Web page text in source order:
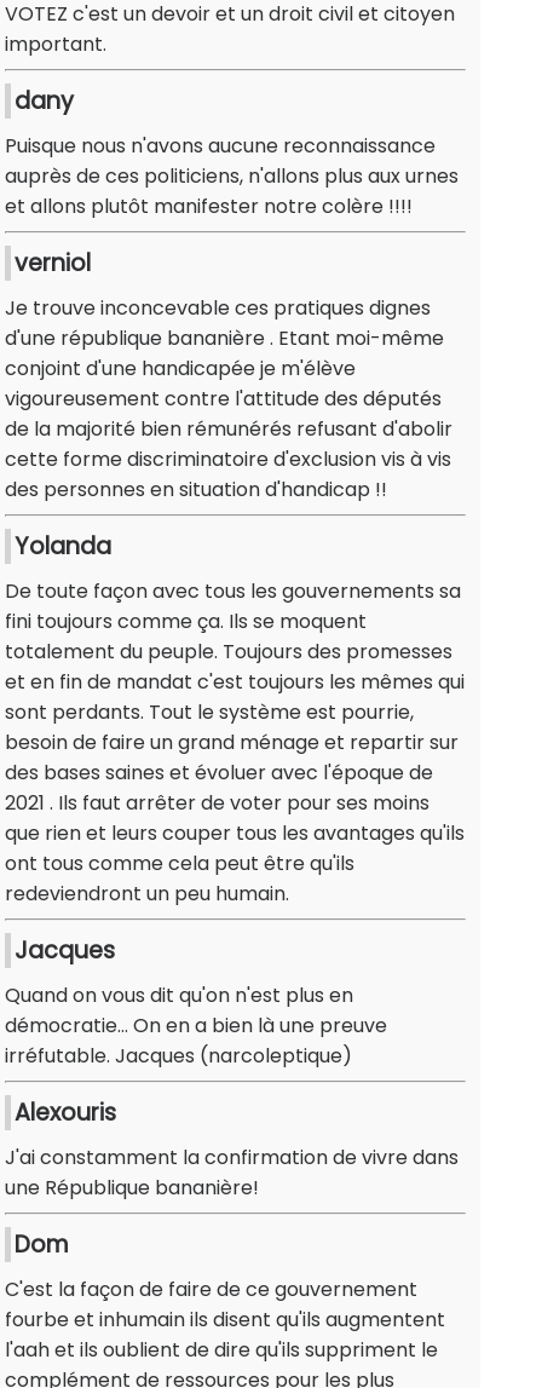
VOTEZ c'est un devoir et un droit civil et citoyen
important.
dany
Puisque nous n'avons aucune reconnaissance
auprès de ces politiciens, n'allons plus aux urnes
et allons plutôt manifester notre colère !!!!
verniol
Je trouve inconcevable ces pratiques dignes
d'une république bananière . Etant moi-même
conjoint d'une handicapée je m'élève
vigoureusement contre l'attitude des députés
de la majorité bien rémunérés refusant d'abolir
cette forme discriminatoire d'exclusion vis à vis
des personnes en situation d'handicap !!
Yolanda
De toute façon avec tous les gouvernements sa
fini toujours comme ça. Ils se moquent
totalement du peuple. Toujours des promesses
et en fin de mandat c'est toujours les mêmes qui
sont perdants. Tout le système est pourrie,
besoin de faire un grand ménage et repartir sur
des bases saines et évoluer avec l'époque de
2021 . Ils faut arrêter de voter pour ses moins
que rien et leurs couper tous les avantages qu'ils
ont tous comme cela peut être qu'ils
redeviendront un peu humain.
Jacques
Quand on vous dit qu'on n'est plus en
démocratie... On en a bien là une preuve
irréfutable. Jacques (narcoleptique)
Alexouris
J'ai constamment la confirmation de vivre dans
une République bananière!
Dom
C'est la façon de faire de ce gouvernement
fourbe et inhumain ils disent qu'ils augmentent
l'aah et ils oublient de dire qu'ils suppriment le
complément de ressources pour les plus